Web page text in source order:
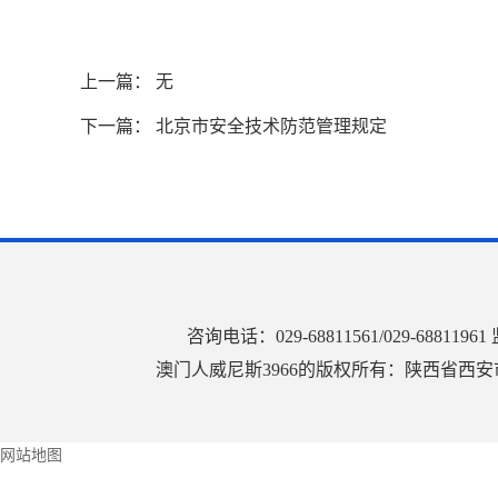
上一篇： 无
下一篇： 北京市安全技术防范管理规定
咨询电话：029-68811561/029-
澳门人威尼斯3966的版权所有：陕西省西
网站地图